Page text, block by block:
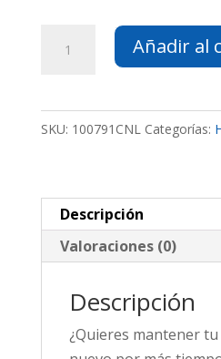
Sofá
3
Plazas
Añadir al
SKU: 100791CNL Categorías:
Descripción
Valoraciones (0)
Descripción
¿Quieres mantener